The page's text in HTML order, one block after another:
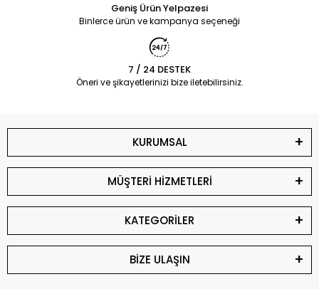
Geniş Ürün Yelpazesi
Binlerce ürün ve kampanya seçeneği
7 / 24 DESTEK
Öneri ve şikayetlerinizi bize iletebilirsiniz.
KURUMSAL
MÜŞTERİ HİZMETLERİ
KATEGORİLER
BİZE ULAŞIN